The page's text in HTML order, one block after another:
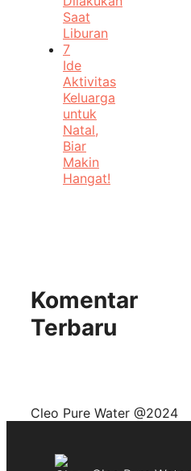
Saat
Liburan
7
Ide
Aktivitas
Keluarga
untuk
Natal,
Biar
Makin
Hangat!
Komentar
Terbaru
Cleo Pure Water @2024